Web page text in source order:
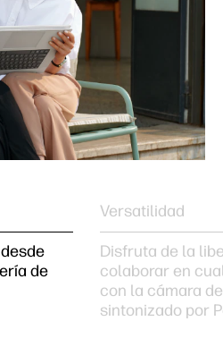
de
Versatilidad
Disfruta de la
colaborar en
con la cámara
sintonizado por